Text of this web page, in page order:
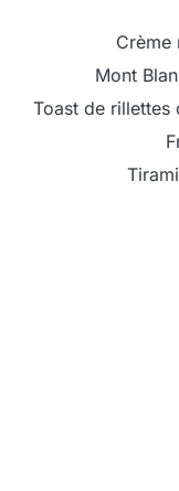
Crème
Mont
Toast de rillettes